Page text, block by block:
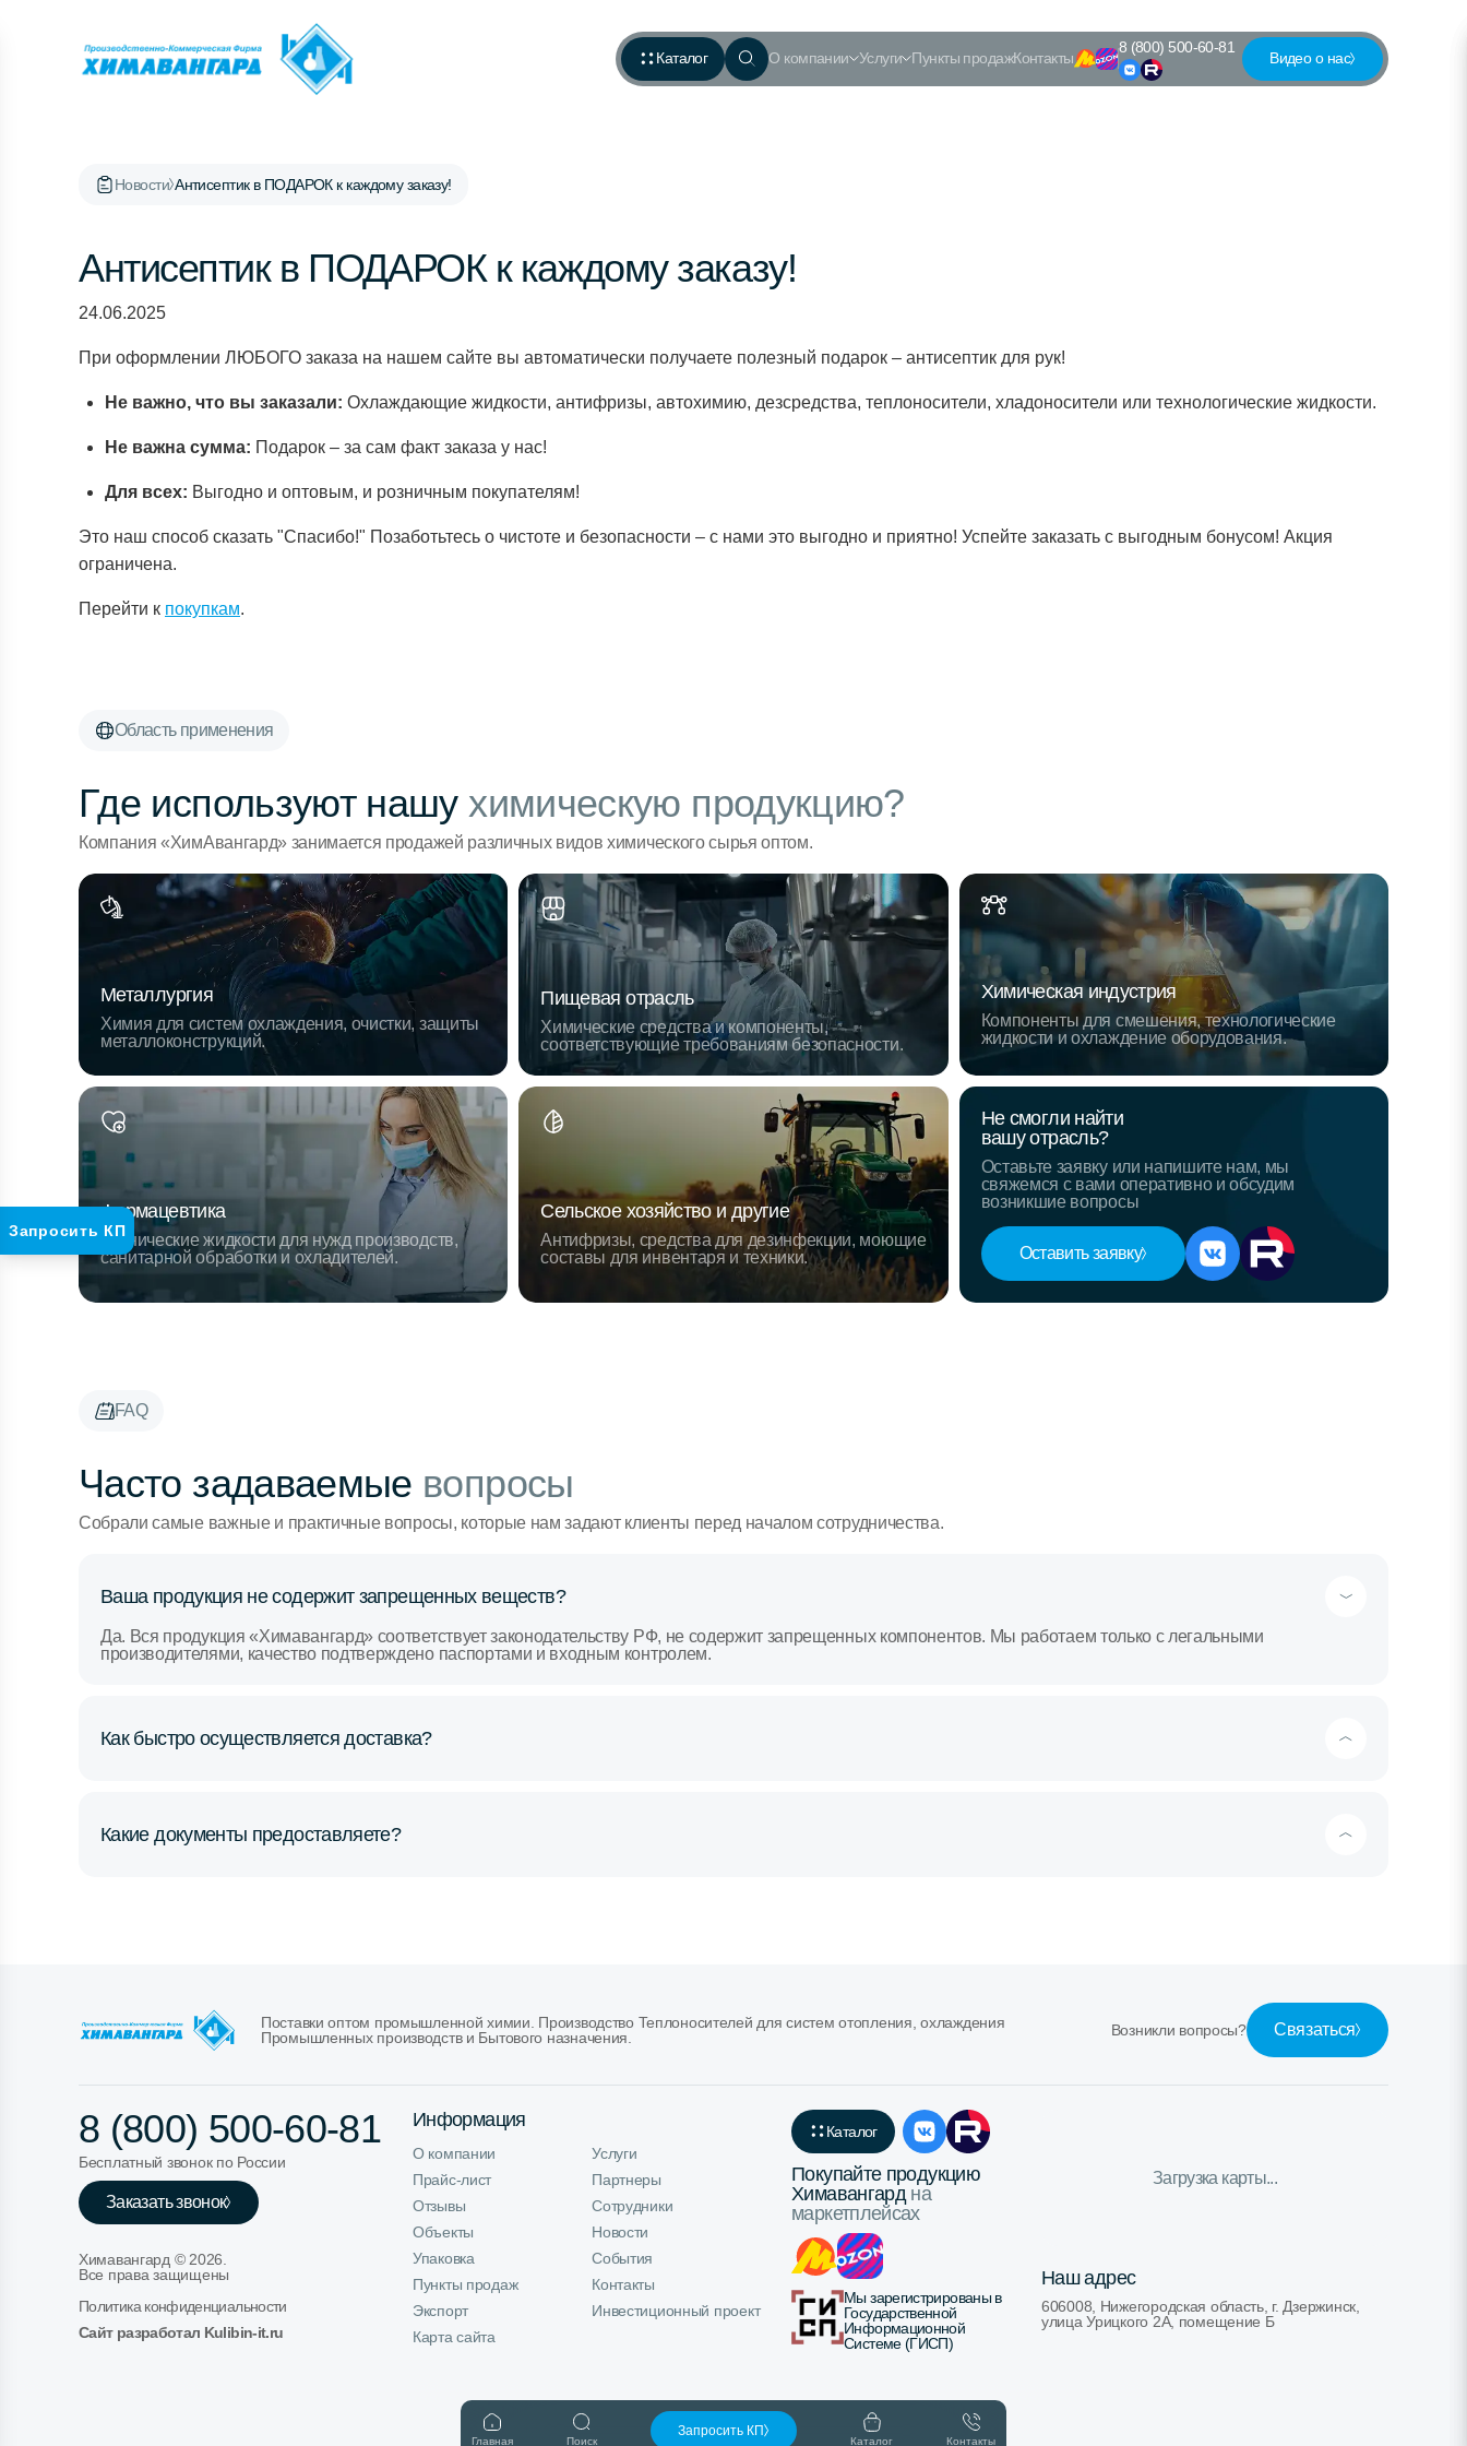
Каталог О компании Услуги Пункты продажКонтакты
8 (800) 500-60-81
Видео о нас
Новости Антисептик в ПОДАРОК к каждому заказу!
Антисептик в ПОДАРОК к каждому заказу!
24.06.2025
При оформлении ЛЮБОГО заказа на нашем сайте вы автоматически получаете полезный подарок – антисептик для рук!
Не важно, что вы заказали: Охлаждающие жидкости, антифризы, автохимию, дезсредства, теплоносители, хладоносители или технологические жидкости.
Не важна сумма: Подарок – за сам факт заказа у нас!
Для всех: Выгодно и оптовым, и розничным покупателям!
Это наш способ сказать "Спасибо!" Позаботьтесь о чистоте и безопасности – с нами это выгодно и приятно! Успейте заказать с выгодным бонусом! Акция
ограничена.
Перейти к покупкам.
Область применения
Где используют нашухимическую продукцию?
Компания «ХимАвангард» занимается продажей различных видов химического сырья оптом.
Металлургия
Химия для систем охлаждения, очистки, защиты
металлоконструкций.
Пищевая отрасль
Химические средства и компоненты,
соответствующие требованиям безопасности.
Химическая индустрия
Компоненты для смешения, технологические
жидкости и охлаждение оборудования.
Фармацевтика
Технические жидкости для нужд производств,
санитарной обработки и охладителей.
Сельское хозяйство и другие
Антифризы, средства для дезинфекции, моющие
составы для инвентаря и техники.
Не смогли найти
вашу отрасль?
Оставьте заявку или напишите нам, мы
свяжемся с вами оперативно и обсудим
возникшие вопросы
Оставить заявку
FAQ
Часто задаваемые вопросы
Собрали самые важные и практичные вопросы, которые нам задают клиенты перед началом сотрудничества.
Ваша продукция не содержит запрещенных веществ?
Да. Вся продукция «Химавангард» соответствует законодательству РФ, не содержит запрещенных компонентов. Мы работаем только с легальными
производителями, качество подтверждено паспортами и входным контролем.
Как быстро осуществляется доставка?
Какие документы предоставляете?
Поставки оптом промышленной химии. Производство Теплоносителей для систем отопления, охлаждения
Промышленных производств и Бытового назначения.
Возникли вопросы? Связаться
8 (800) 500-60-81
Бесплатный звонок по России
Заказать звонок
Химавангард © 2026
Все права защищены
Политика конфиденциальности
Сайт разработал Kulibin-it.ru
Информация
О компании
Услуги
Прайс-лист
Партнеры
Отзывы
Сотрудники
Объекты
Новости
Упаковка
События
Пункты продаж
Контакты
Экспорт
Инвестиционный проект
Карта сайта
Каталог
Покупайте продукцию
Химавангард на
маркетплейсах
Мы зарегистрированы в
Государственной
Информационной
Системе (ГИСП)
Загрузка карты...
Наш адрес
606008, Нижегородская область, г. Дзержинск,
улица Урицкого 2А, помещение Б
Главная Поиск
Запросить КП
Каталог Контакты
Запросить КП